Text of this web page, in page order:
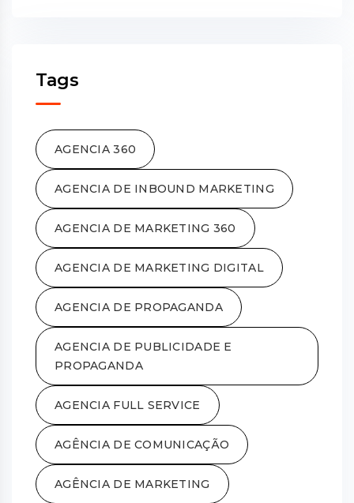
Tags
AGENCIA 360
AGENCIA DE INBOUND MARKETING
AGENCIA DE MARKETING 360
AGENCIA DE MARKETING DIGITAL
AGENCIA DE PROPAGANDA
AGENCIA DE PUBLICIDADE E
PROPAGANDA
AGENCIA FULL SERVICE
AGÊNCIA DE COMUNICAÇÃO
AGÊNCIA DE MARKETING